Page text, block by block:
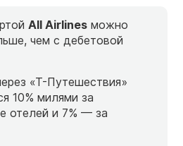
All Airlines можно
чем с дебетовой
«Т-Путешествия»
10% милями за
отелей и 7% — за